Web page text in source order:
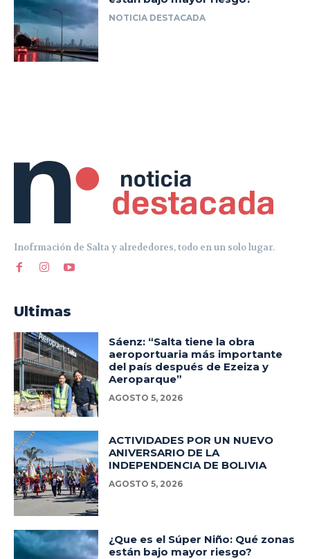
Inofrmación de Salta y alrededores, todo en un solo lugar.
Ultimas
Sáenz: “Salta tiene la obra
aeroportuaria más importante
del país después de Ezeiza y
Aeroparque”
AGOSTO 5, 2026
ACTIVIDADES POR UN NUEVO
ANIVERSARIO DE LA
INDEPENDENCIA DE BOLIVIA
AGOSTO 5, 2026
¿Que es el Súper Niño: Qué zonas
están bajo mayor riesgo?